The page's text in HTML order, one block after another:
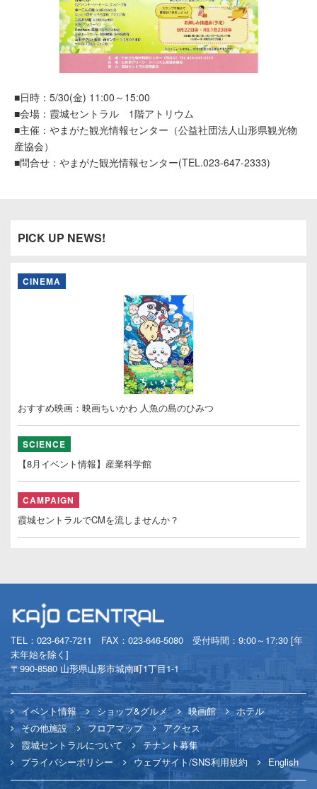
■日時：5/30(金) 11:00～15:00
■会場：霞城セントラル 1階アトリウム
■主催：やまがた観光情報センター（公益社団法人山形県観光物
産協会）
■問合せ：やまがた観光情報センター(TEL.023-647-2333)
PICK UP NEWS!
CINEMA
おすすめ映画：映画ちいかわ 人魚の島のひみつ
SCIENCE
【8月イベント情報】産業科学館
CAMPAIGN
霞城セントラルでCMを流しませんか？
TEL： 023-647-7211
FAX：023-646-5080 受付時間：9:00～17:30 [年
末年始を除く]
〒990-8580 山形県山形市城南町1丁目1-1
イベント情報 ショップ&グルメ 映画館
ホテル
その他施設
フロアマップ
アクセス
霞城セントラルについて
テナント募集
プライバシーポリシー
ウェブサイト/SNS利用規約 English